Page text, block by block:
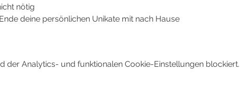
nötig
deine persönlichen Unikate mit nach Hause
der Analytics- und funktionalen Cookie-Einstellungen blockiert.